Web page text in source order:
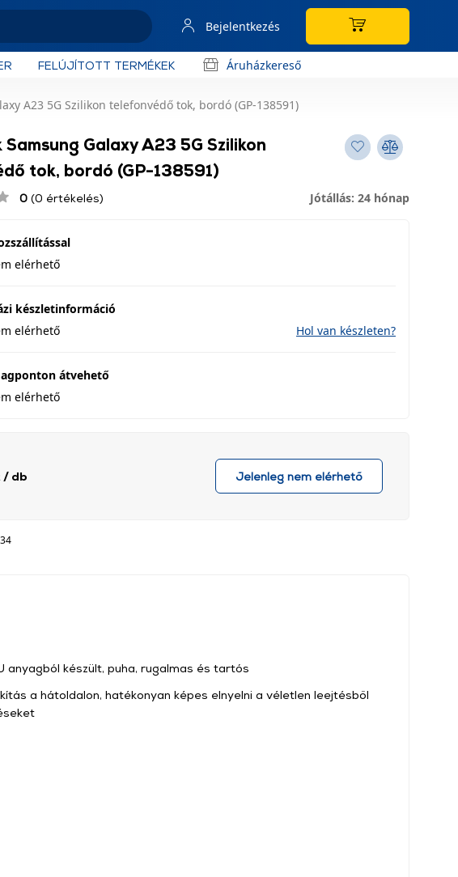
Bejelentkezés
FELÚJÍTOTT TERMÉKEK Áruházkereső
A23 5G Szilikon telefonvédő tok, bordó (GP-138591)
Samsung Galaxy A23 5G Szilikon
tok, bordó (GP-138591)
0 (0 értékelés) Jótállás: 24 hónap
elérhető
készletinformáció
elérhető
Hol van készleten?
átvehető
elérhető
/ db Jelenleg nem elérhető
anyagból készült, puha, rugalmas és tartós
a hátoldalon, hatékonyan képes elnyelni a véletlen leejtésből